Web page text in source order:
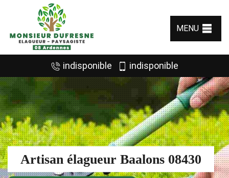
MENU
indisponible indisponible
Artisan élagueur Baalons 08430